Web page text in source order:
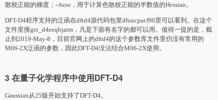
散校正能的梯度；--hess，用于计算色散校正能的半数值的Hessian。
DFT-D4程序支持的泛函在dftd4源代码包里dfuncpar.f90里可以看到。在这个
文件里搜get_d4eeqbjatm，凡是下面有名字的都可以用。值得一提的是，截
止到2019-May-8，目前官网上的dftd4的这个参数库文件里仍没有常用的
M06-2X泛函的参数，因此DFT-D4没法结合M06-2X使用。
3 在量子化学程序中使用DFT-D4
Gaussian从25版开始支持了DFT-D4。